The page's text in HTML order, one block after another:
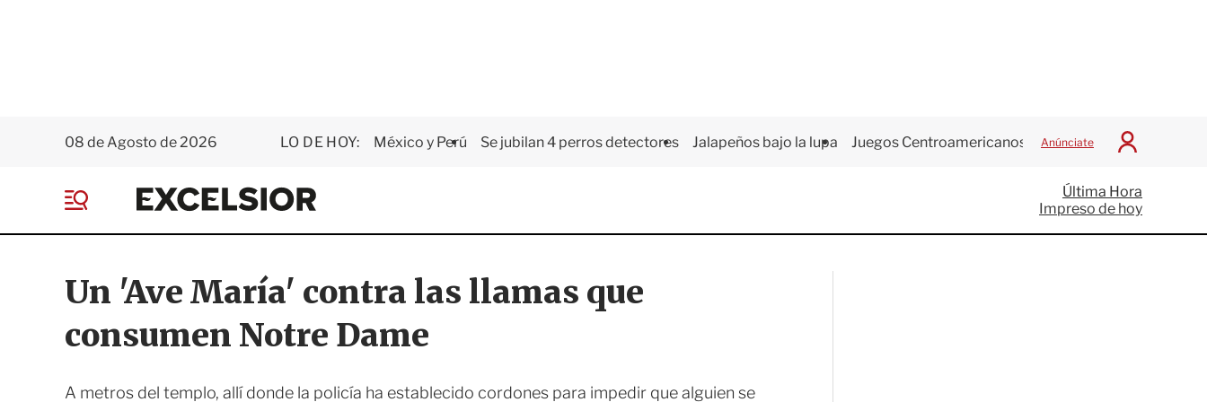
08 de Agosto de 2026 LO DE HOY: México y Perú Se jubilan 4 perros detectores Jalapeños bajo la lupa Juegos Centroamericanos Anúnciate
I
c
i
a
E
x
e
i
o
r
e
Última Hora
Impreso de hoy
Un 'Ave María' contra las llamas que
consumen Notre Dame
A metros del templo, allí donde la policía ha establecido cordones para impedir que alguien se